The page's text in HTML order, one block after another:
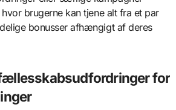
brugerne kan tjene alt fra et par
bonusser afhængigt af deres
for